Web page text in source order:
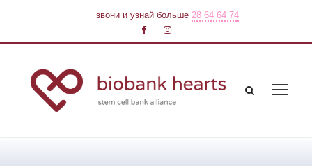
звони и узнай больше28 64 64 74